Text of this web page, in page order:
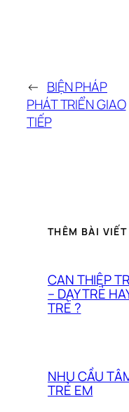
← BIỆN PHÁP
PHÁT TRIỂN GIAO
TIẾP
THÊM BÀI VIẾT
CAN THIỆP
– DẠY TRẺ
TRẺ ?
NHU CẦU
TRẺ EM